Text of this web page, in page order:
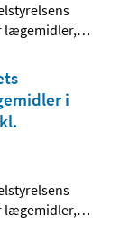
lægemidler,…
i
lægemidler,…